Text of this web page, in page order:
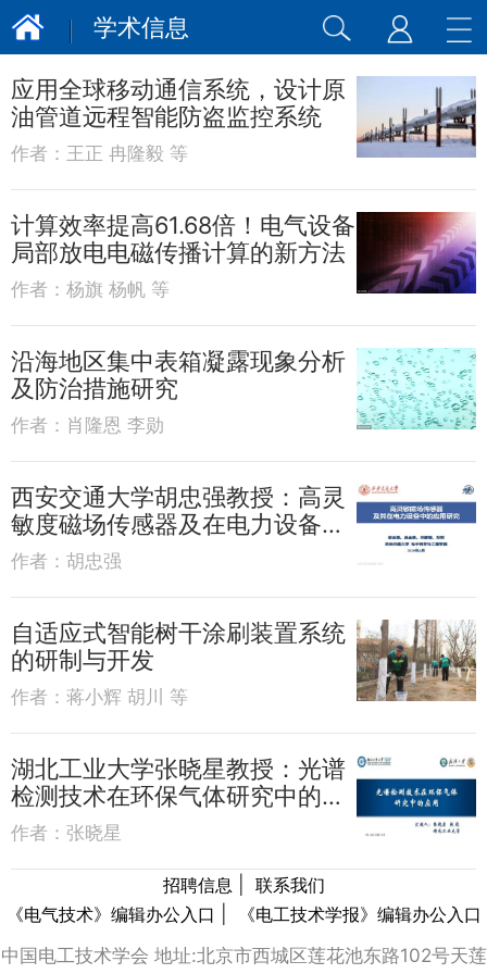
学术信息
应用全球移动通信系统，设计原
油管道远程智能防盗监控系统
作者： 王正 冉隆毅 等
计算效率提高61.68倍！电气设备
局部放电电磁传播计算的新方法
作者： 杨旗 杨帆 等
沿海地区集中表箱凝露现象分析
及防治措施研究
作者： 肖隆恩 李勋
西安交通大学胡忠强教授：高灵
敏度磁场传感器及在电力设备的
应用
作者： 胡忠强
自适应式智能树干涂刷装置系统
的研制与开发
作者： 蒋小辉 胡川 等
湖北工业大学张晓星教授：光谱
检测技术在环保气体研究中的应
用
作者： 张晓星
招聘信息
联系我们
《电气技术》编辑办公入口
《电工技术学报》编辑办公入口
中国电工技术学会 地址:北京市西城区莲花池东路102号天莲